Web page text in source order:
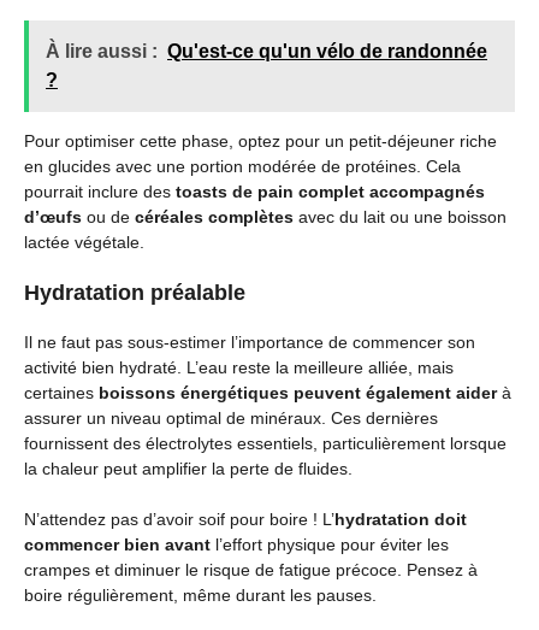
À lire aussi : Qu'est-ce qu'un vélo de randonnée
?
Pour optimiser cette phase, optez pour un petit-déjeuner riche
en glucides avec une portion modérée de protéines. Cela
pourrait inclure des toasts de pain complet accompagnés
d’œufs ou de céréales complètes avec du lait ou une boisson
lactée végétale.
Hydratation préalable
Il ne faut pas sous-estimer l’importance de commencer son
activité bien hydraté. L’eau reste la meilleure alliée, mais
certaines boissons énergétiques peuvent également aiderà
assurer un niveau optimal de minéraux. Ces dernières
fournissent des électrolytes essentiels, particulièrement lorsque
la chaleur peut amplifier la perte de fluides.
N’attendez pas d’avoir soif pour boire ! L’hydratation doit
commencer bien avant l’effort physique pour éviter les
crampes et diminuer le risque de fatigue précoce. Pensez à
boire régulièrement, même durant les pauses.